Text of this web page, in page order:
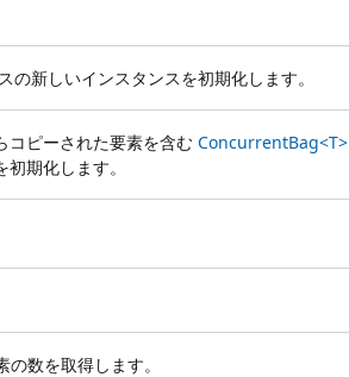
の新しいインスタンスを初期化します。
コピーされた要素を含む ConcurrentBag<T>
期化します。
の数を取得します。